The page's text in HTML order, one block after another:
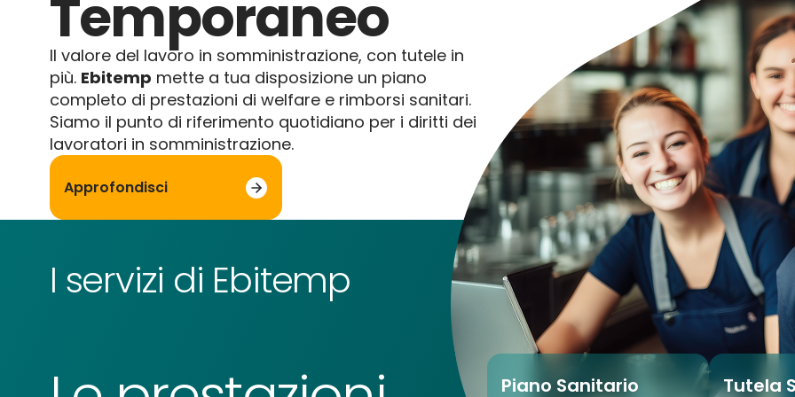
Temporaneo
Il valore del lavoro in somministrazione, con tutele in
più. Ebitemp mette a tua disposizione un piano
completo di prestazioni di welfare e rimborsi sanitari.
Siamo il punto di riferimento quotidiano per i diritti dei
lavoratori in somministrazione.
Approfondisci
I servizi di Ebitemp
Piano Sanitario
Tutela